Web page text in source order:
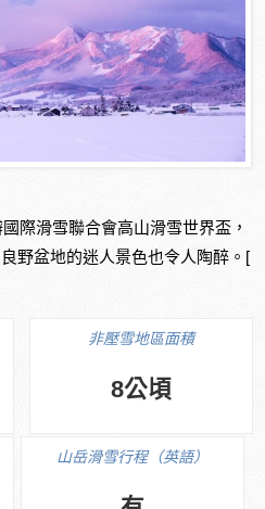
際滑雪聯合會高山滑雪世界盃，
野盆地的迷人景色也令人陶醉。[
非壓雪地區面積
8公頃
山岳滑雪行程（英語）